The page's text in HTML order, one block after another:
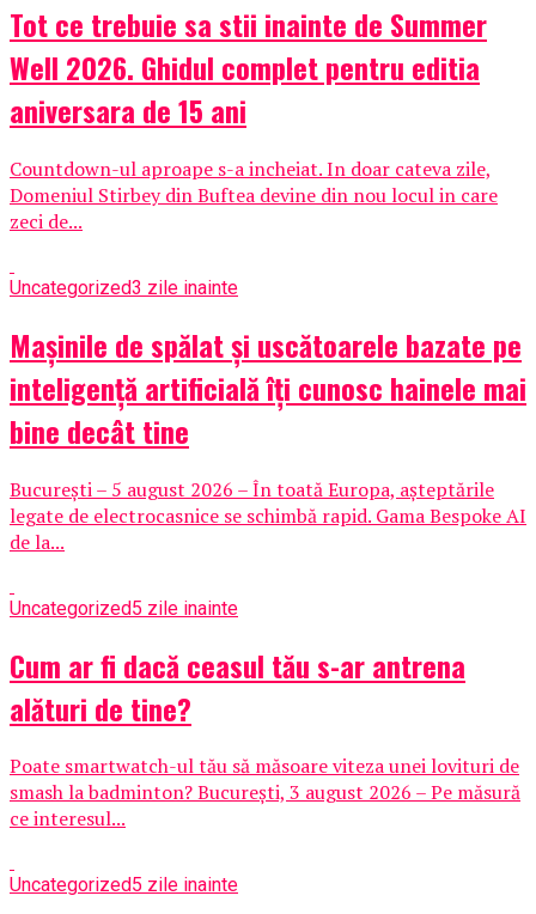
Tot ce trebuie sa stii inainte de Summer
Well 2026. Ghidul complet pentru editia
aniversara de 15 ani
Countdown-ul aproape s-a incheiat. In doar cateva zile,
Domeniul Stirbey din Buftea devine din nou locul in care
zeci de...
Uncategorized3 zile inainte
Mașinile de spălat și uscătoarele bazate pe
inteligență artificială îți cunosc hainele mai
bine decât tine
București – 5 august 2026 – În toată Europa, așteptările
legate de electrocasnice se schimbă rapid. Gama Bespoke AI
de la...
Uncategorized5 zile inainte
Cum ar fi dacă ceasul tău s-ar antrena
alături de tine?
Poate smartwatch-ul tău să măsoare viteza unei lovituri de
smash la badminton? București, 3 august 2026 – Pe măsură
ce interesul...
Uncategorized5 zile inainte